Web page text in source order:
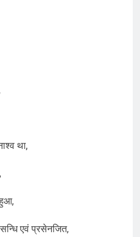
था,
एवं प्रसेनजित,